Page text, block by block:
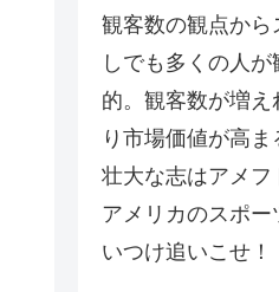
観客数の観点か
しでも多くの人
的。観客数が増え
り市場価値が高ま
壮大な志はアメフ
アメリカのスポ
いつけ追いこせ！